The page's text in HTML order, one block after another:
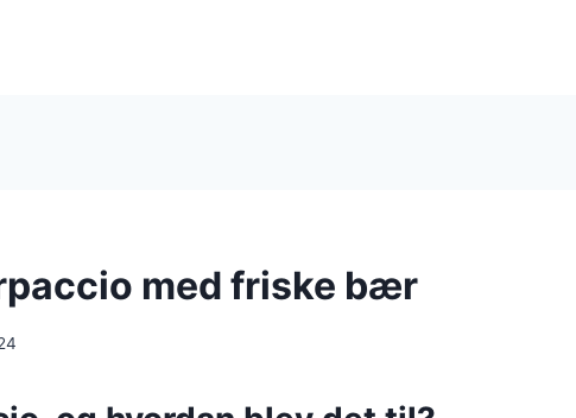
med friske bær